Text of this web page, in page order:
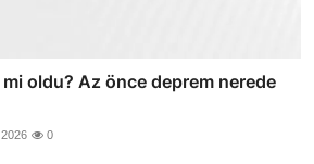
oldu? Az önce deprem nerede
0